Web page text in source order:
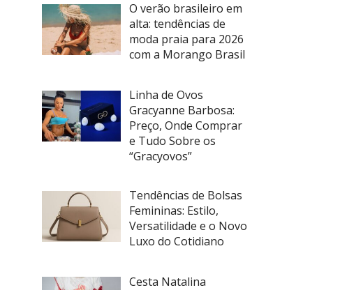
O verão brasileiro em
alta: tendências de
moda praia para 2026
com a Morango Brasil
Linha de Ovos
Gracyanne Barbosa:
Preço, Onde Comprar
e Tudo Sobre os
“Gracyovos”
Tendências de Bolsas
Femininas: Estilo,
Versatilidade e o Novo
Luxo do Cotidiano
Cesta Natalina